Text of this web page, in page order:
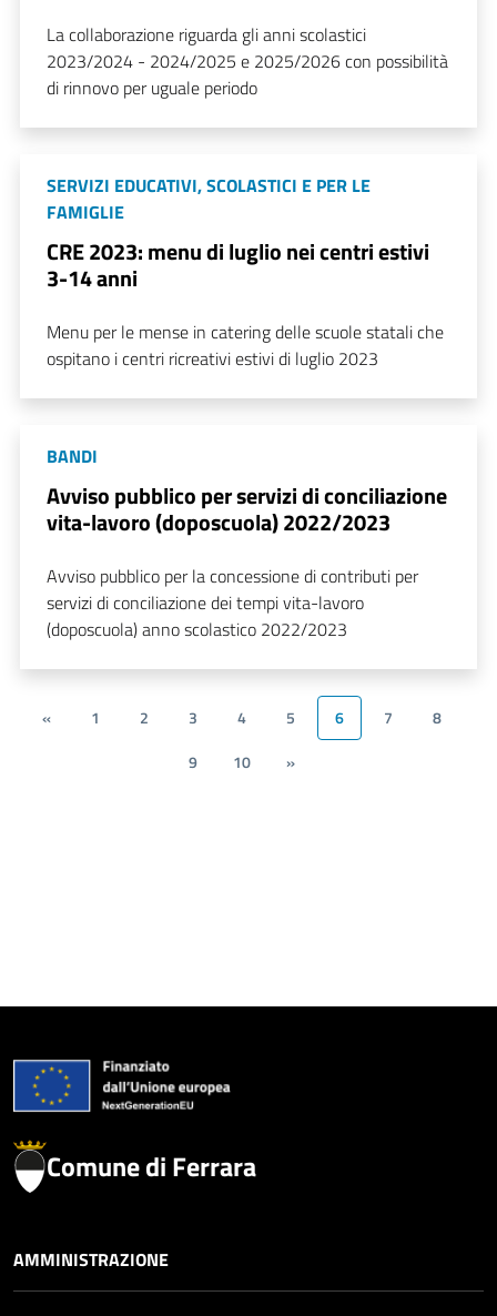
La collaborazione riguarda gli anni scolastici
2023/2024 - 2024/2025 e 2025/2026 con possibilità
di rinnovo per uguale periodo
SERVIZI EDUCATIVI, SCOLASTICI E PER LE
FAMIGLIE
CRE 2023: menu di luglio nei centri estivi
3-14 anni
Menu per le mense in catering delle scuole statali che
ospitano i centri ricreativi estivi di luglio 2023
BANDI
Avviso pubblico per servizi di conciliazione
vita-lavoro (doposcuola) 2022/2023
Avviso pubblico per la concessione di contributi per
servizi di conciliazione dei tempi vita-lavoro
(doposcuola) anno scolastico 2022/2023
« 1 2 3 4 5 6 7
8
9
10 »
Comune di Ferrara
AMMINISTRAZIONE